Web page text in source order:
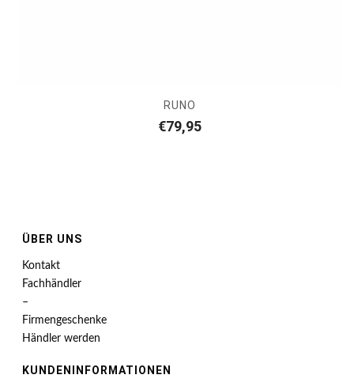
RUNO
€79,95
ÜBER UNS
Kontakt
Fachhändler
–
Firmengeschenke
Händler werden
KUNDENINFORMATIONEN